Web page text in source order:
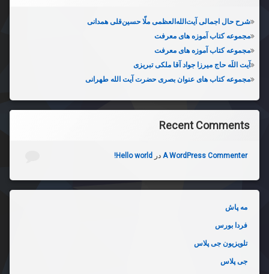
شرح حال اجمالی آیت‌الله‌العظمی ملّا حسین‌قلی همدانی
مجموعه کتاب آموزه های معرفت
مجموعه کتاب آموزه های معرفت
آیت اللَه حاج میرزا جواد آقا ملکی تبریزی
مجموعه کتاب های عنوان بصری حضرت آیت الله طهرانی
Recent Comments
A WordPress Commenter در Hello world!
مه پاش
فردا بورس
تلویزیون جی پلاس
جی پلاس